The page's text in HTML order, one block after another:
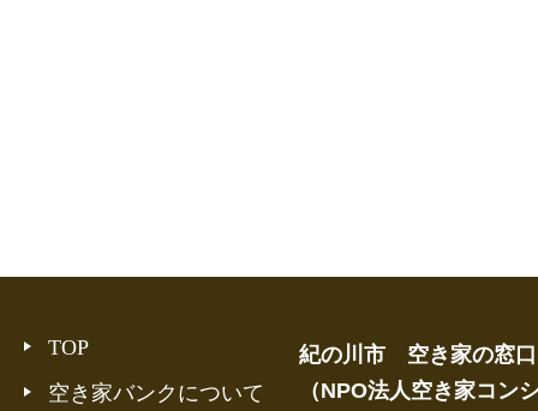
TOP
空き家バンクについて
紀の川市 空き家の窓口
（NPO法人空き家コン